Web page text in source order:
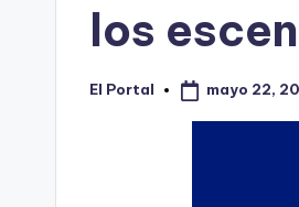
los
Publicado
El Portal mayo 22,